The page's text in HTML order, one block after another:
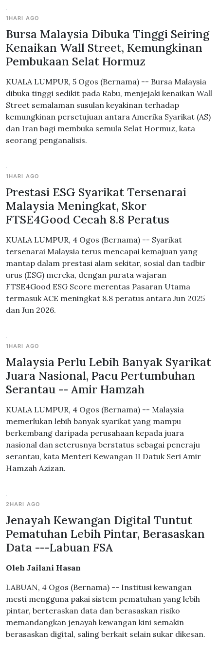
1HARI AGO
Bursa Malaysia Dibuka Tinggi Seiring
Kenaikan Wall Street, Kemungkinan
Pembukaan Selat Hormuz
KUALA LUMPUR, 5 Ogos (Bernama) -- Bursa Malaysia
dibuka tinggi sedikit pada Rabu, menjejaki kenaikan Wall
Street semalaman susulan keyakinan terhadap
kemungkinan persetujuan antara Amerika Syarikat (AS)
dan Iran bagi membuka semula Selat Hormuz, kata
seorang penganalisis.
1HARI AGO
Prestasi ESG Syarikat Tersenarai
Malaysia Meningkat, Skor
FTSE4Good Cecah 8.8 Peratus
KUALA LUMPUR, 4 Ogos (Bernama) -- Syarikat
tersenarai Malaysia terus mencapai kemajuan yang
mantap dalam prestasi alam sekitar, sosial dan tadbir
urus (ESG) mereka, dengan purata wajaran
FTSE4Good ESG Score merentas Pasaran Utama
termasuk ACE meningkat 8.8 peratus antara Jun 2025
dan Jun 2026.
1HARI AGO
Malaysia Perlu Lebih Banyak Syarikat
Juara Nasional, Pacu Pertumbuhan
Serantau -- Amir Hamzah
KUALA LUMPUR, 4 Ogos (Bernama) -- Malaysia
memerlukan lebih banyak syarikat yang mampu
berkembang daripada perusahaan kepada juara
nasional dan seterusnya berstatus sebagai peneraju
serantau, kata Menteri Kewangan II Datuk Seri Amir
Hamzah Azizan.
2HARI AGO
Jenayah Kewangan Digital Tuntut
Pematuhan Lebih Pintar, Berasaskan
Data ---Labuan FSA
Oleh Jailani Hasan
LABUAN, 4 Ogos (Bernama) -- Institusi kewangan
mesti mengguna pakai sistem pematuhan yang lebih
pintar, berteraskan data dan berasaskan risiko
memandangkan jenayah kewangan kini semakin
berasaskan digital, saling berkait selain sukar dikesan.